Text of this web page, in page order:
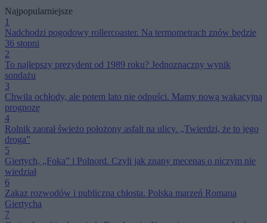
Najpopularniejsze
1
Nadchodzi pogodowy rollercoaster. Na termometrach znów będzie
36 stopni
2
To najlepszy prezydent od 1989 roku? Jednoznaczny wynik
sondażu
3
Chwila ochłody, ale potem lato nie odpuści. Mamy nową wakacyjną
prognozę
4
Rolnik zaorał świeżo położony asfalt na ulicy. „Twierdzi, że to jego
droga”
5
Giertych, „Foka” i Polnord. Czyli jak znany mecenas o niczym nie
wiedział
6
Zakaz rozwodów i publiczna chłosta. Polska marzeń Romana
Giertycha
7